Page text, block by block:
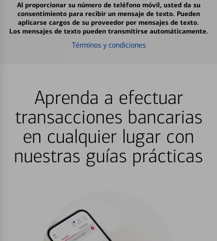
Al proporcionar su número de teléfono móvil, usted da su
consentimiento para recibir un mensaje de texto. Pueden
aplicarse cargos de su proveedor por mensajes de texto.
Los mensajes de texto pueden transmitirse automáticamente.
Términos y condiciones
Aprenda a efectuar
transacciones bancarias
en cualquier lugar con
nuestras guías prácticas